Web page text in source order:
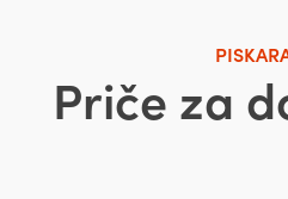
Priče za